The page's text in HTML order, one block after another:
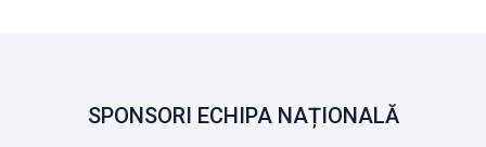
SPONSORI ECHIPA NAȚIONALĂ